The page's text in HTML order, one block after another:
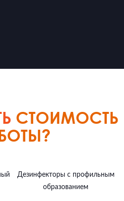
СТОИМОСТЬ
Дезинфекторы с профильным
образованием